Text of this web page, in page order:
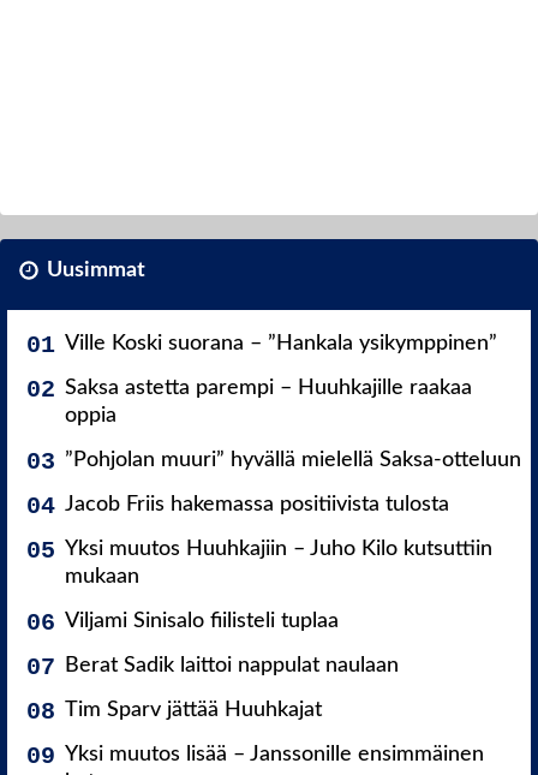
Uusimmat
Ville Koski suorana – ”Hankala ysikymppinen”
Saksa astetta parempi – Huuhkajille raakaa
oppia
”Pohjolan muuri” hyvällä mielellä Saksa-otteluun
Jacob Friis hakemassa positiivista tulosta
Yksi muutos Huuhkajiin – Juho Kilo kutsuttiin
mukaan
Viljami Sinisalo fiilisteli tuplaa
Berat Sadik laittoi nappulat naulaan
Tim Sparv jättää Huuhkajat
Yksi muutos lisää – Janssonille ensimmäinen